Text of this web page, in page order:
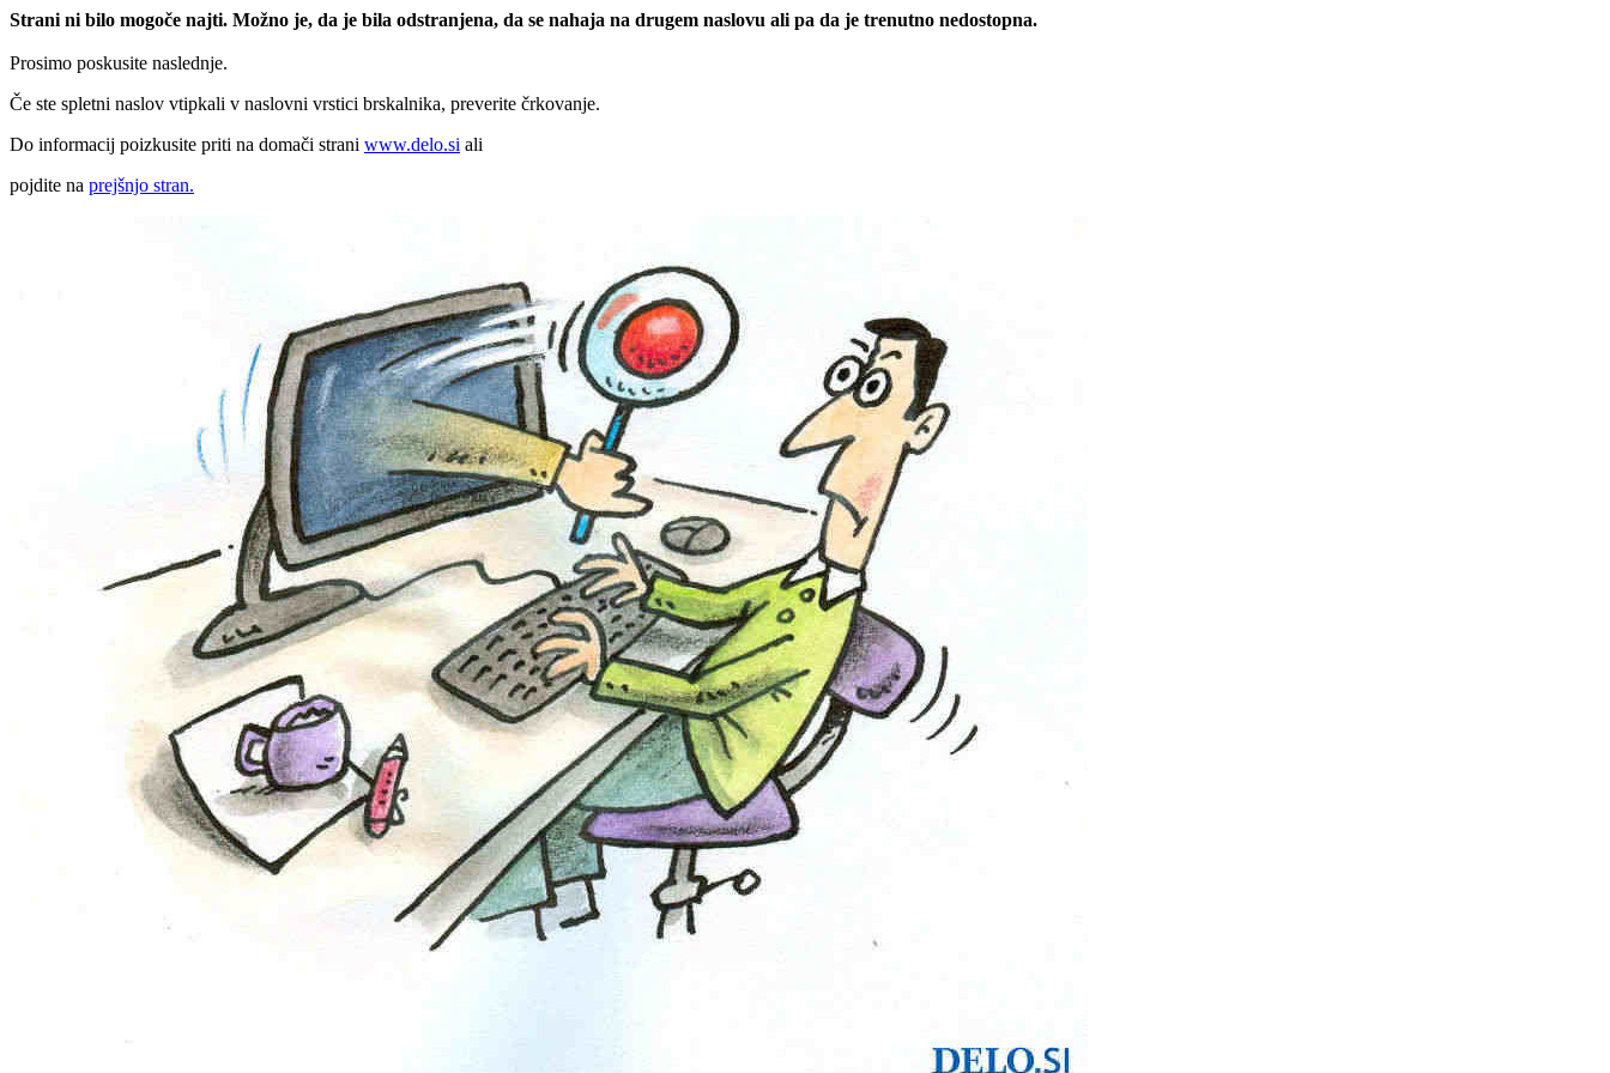
Strani ni bilo mogoče najti. Možno je, da je bila odstranjena, da se nahaja na drugem naslovu ali pa da je trenutno nedostopna.
Prosimo poskusite naslednje.
Če ste spletni naslov vtipkali v naslovni vrstici brskalnika, preverite črkovanje.
Do informacij poizkusite priti na domači strani www.delo.si ali
pojdite na prejšnjo stran.